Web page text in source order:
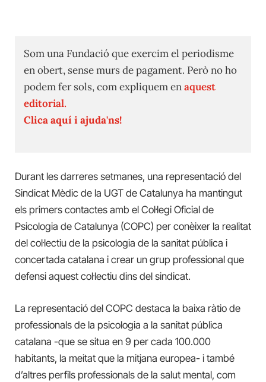
Som una Fundació que exercim el periodisme
en obert, sense murs de pagament. Però no ho
podem fer sols, com expliquem enaquest
editorial.
Clica aquí i ajuda'ns!
Durant les darreres setmanes, una representació del
Sindicat Mèdic de la UGT de Catalunya ha mantingut
els primers contactes amb el Col·legi Oficial de
Psicologia de Catalunya (COPC) per conèixer la realitat
del col·lectiu de la psicologia de la sanitat pública i
concertada catalana i crear un grup professional que
defensi aquest col·lectiu dins del sindicat.
La representació del COPC destaca la baixa ràtio de
professionals de la psicologia a la sanitat pública
catalana -que se situa en 9 per cada 100.000
habitants, la meitat que la mitjana europea- i també
d’altres perfils professionals de la salut mental, com